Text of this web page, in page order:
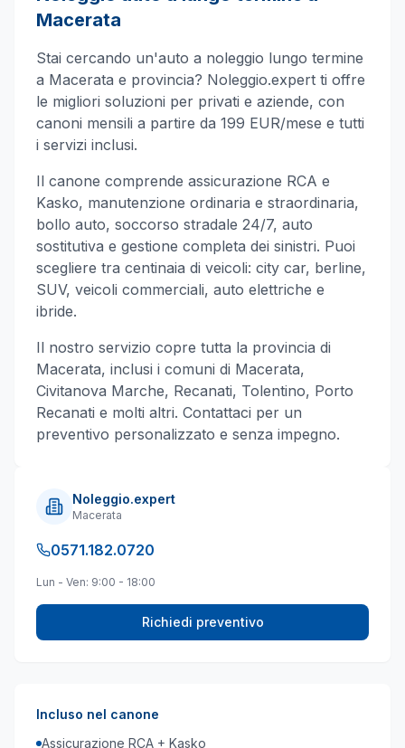
Macerata
Stai cercando un'auto a noleggio lungo termine
a Macerata e provincia? Noleggio.expert ti offre
le migliori soluzioni per privati e aziende, con
canoni mensili a partire da 199 EUR/mese e tutti
i servizi inclusi.
Il canone comprende assicurazione RCA e
Kasko, manutenzione ordinaria e straordinaria,
bollo auto, soccorso stradale 24/7, auto
sostitutiva e gestione completa dei sinistri. Puoi
scegliere tra centinaia di veicoli: city car, berline,
SUV, veicoli commerciali, auto elettriche e
ibride.
Il nostro servizio copre tutta la provincia di
Macerata, inclusi i comuni di Macerata,
Civitanova Marche, Recanati, Tolentino, Porto
Recanati e molti altri. Contattaci per un
preventivo personalizzato e senza impegno.
Noleggio.expert
Macerata
0571.182.0720
Lun - Ven: 9:00 - 18:00
Richiedi preventivo
Incluso nel canone
Assicurazione RCA + Kasko